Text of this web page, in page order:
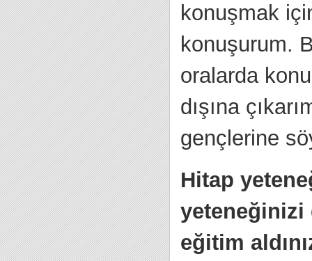
konuşmak
konuşurum.
oralarda
dışına
gençlerine
Hitap
yeteneğinizi
eğitim